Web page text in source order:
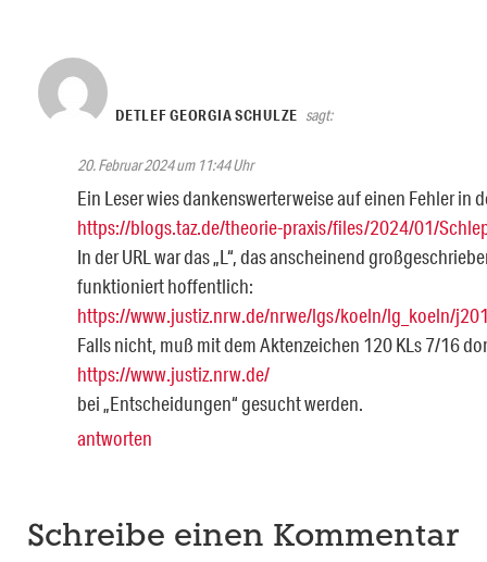
DETLEF GEORGIA SCHULZE sagt:
20. Februar 2024 um 11:44 Uhr
Ein Leser wies dankenswerterweise auf einen Fehler in
https://blogs.taz.de/theorie-praxis/files/2024/01/
In der URL war das „L“, das anscheinend
funktioniert hoffentlich:
https://www.justiz.nrw.de/nrwe/lgs/koeln/lg_koeln/
Falls nicht, muß mit dem Aktenzeichen 120 KLs 7/16
https://www.justiz.nrw.de/
bei „Entscheidungen“ gesucht werden.
antworten
Schreibe einen Kommentar